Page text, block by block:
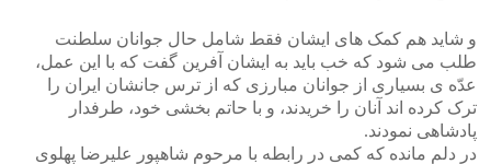
و شاید هم کمک های ایشان فقط شامل حال جوانان سلطنت
طلب می شود که خب باید به ایشان آفرین گفت که با این عمل،
عدّه ی بسیاری از جوانان مبارزی که از ترس جانشان ایران را
ترک کرده اند آنان را خریدند، و با حاتم بخشی خود، طرفدار
پادشاهی نمودند.
در دلم مانده که کمی در رابطه با مرحوم شاهپور علیرضا پهلوی